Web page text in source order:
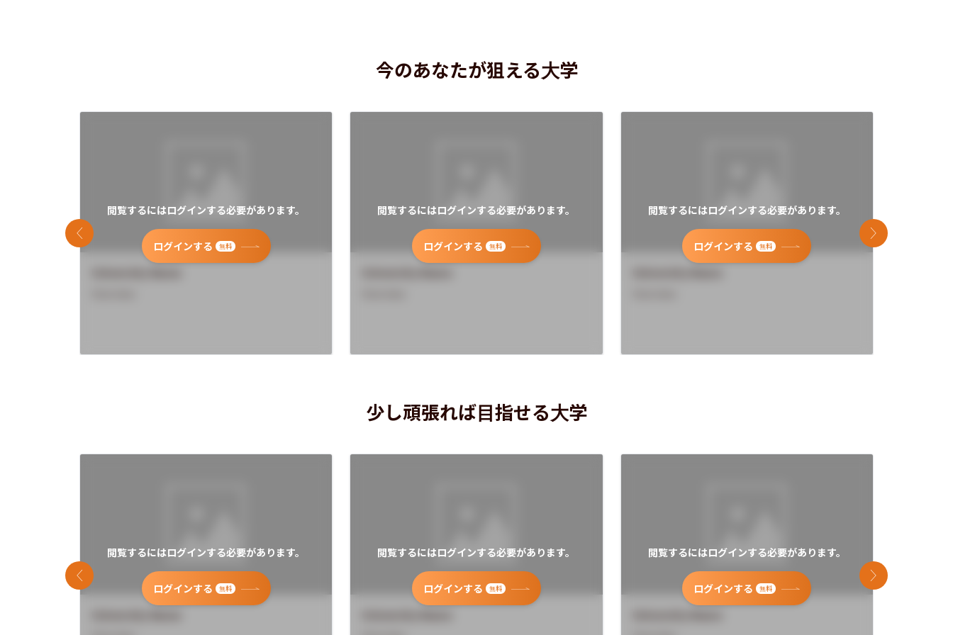
今のあなたが狙える大学
閲覧するにはログインする必要があります。
ログインする 無料
閲覧するにはログインする必要があります。
ログインする 無料
閲覧するにはログインする必要があります。
ログインする 無料
前のスライド 次のスライド
少し頑張れば目指せる大学
閲覧するにはログインする必要があります。
ログインする 無料
閲覧するにはログインする必要があります。
ログインする 無料
閲覧するにはログインする必要があります。
ログインする 無料
前のスライド 次のスライド